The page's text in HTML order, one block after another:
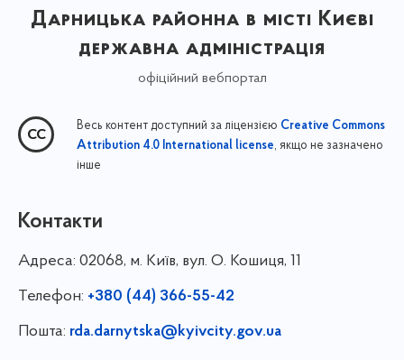
Дарницька районна в місті Києві
державна адміністрація
офіційний вебпортал
Весь контент доступний за ліцензією Creative Commons
Attribution 4.0 International license, якщо не зазначено
інше
Контакти
Адреса: 02068, м. Київ, вул. О. Кошиця, 11
Телефон: +380 (44) 366-55-42
Пошта: rda.darnytska@kyivcity.gov.ua